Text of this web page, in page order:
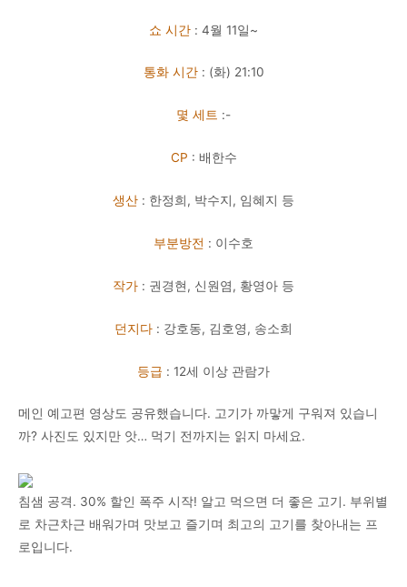
쇼 시간 : 4월 11일~
통화 시간: (화) 21:10
몇 세트 :-
CP : 배한수
생산 : 한정희, 박수지, 임혜지 등
부분방전 : 이수호
작가 : 권경현, 신원염, 황영아 등
던지다 : 강호동, 김호영, 송소희
등급 : 12세 이상 관람가
메인 예고편 영상도 공유했습니다. 고기가 까맣게 구워져 있습니
까? 사진도 있지만 앗… 먹기 전까지는 읽지 마세요.
침샘 공격. 30% 할인 폭주 시작! 알고 먹으면 더 좋은 고기. 부위별
로 차근차근 배워가며 맛보고 즐기며 최고의 고기를 찾아내는 프
로입니다.